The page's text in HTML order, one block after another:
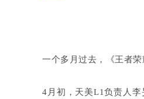
一个多月过去，《王者荣
4月初，天美L1负责人